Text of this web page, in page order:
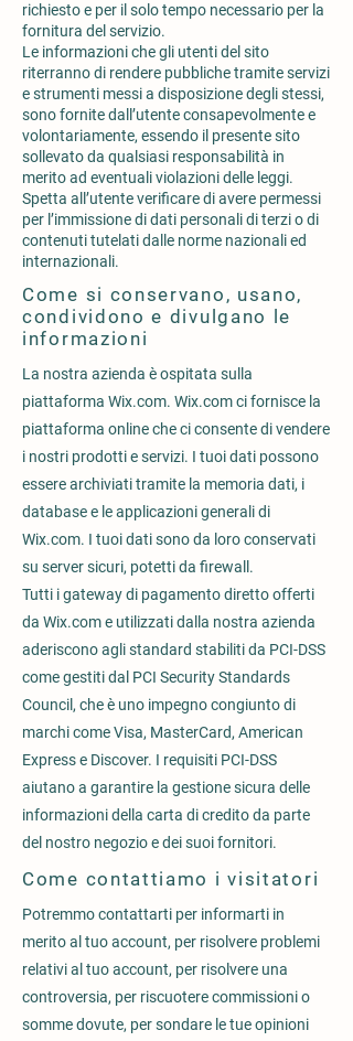
richiesto e per il solo tempo necessario per la
fornitura del servizio.
Le informazioni che gli utenti del sito
riterranno di rendere pubbliche tramite servizi
e strumenti messi a disposizione degli stessi,
sono fornite dall’utente consapevolmente e
volontariamente, essendo il presente sito
sollevato da qualsiasi responsabilità in
merito ad eventuali violazioni delle leggi.
Spetta all’utente verificare di avere permessi
per l’immissione di dati personali di terzi o di
contenuti tutelati dalle norme nazionali ed
internazionali.
Come si conservano, usano,
condividono e divulgano le
informazioni
La nostra azienda è ospitata sulla
piattaforma Wix.com. Wix.com ci fornisce la
piattaforma online che ci consente di vendere
i nostri prodotti e servizi. I tuoi dati possono
essere archiviati tramite la memoria dati, i
database e le applicazioni generali di
Wix.com. I tuoi dati sono da loro conservati
su server sicuri, potetti da firewall.
Tutti i gateway di pagamento diretto offerti
da Wix.com e utilizzati dalla nostra azienda
aderiscono agli standard stabiliti da PCI-DSS
come gestiti dal PCI Security Standards
Council, che è uno impegno congiunto di
marchi come Visa, MasterCard, American
Express e Discover. I requisiti PCI-DSS
aiutano a garantire la gestione sicura delle
informazioni della carta di credito da parte
del nostro negozio e dei suoi fornitori.
Come contattiamo i visitatori
Potremmo contattarti per informarti in
merito al tuo account, per risolvere problemi
relativi al tuo account, per risolvere una
controversia, per riscuotere commissioni o
somme dovute, per sondare le tue opinioni